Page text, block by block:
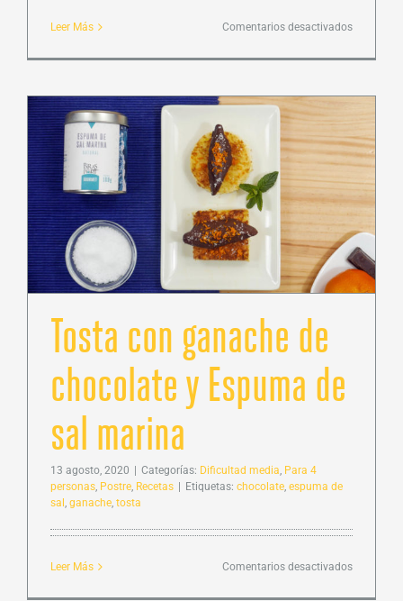
Leer Más Comentarios desactivadosen
de
vinagreta
de
pimentón
con
Escamas
de
Sal
Marina
Tosta con ganache de
chocolate y Espuma de
sal marina
13 agosto, 2020 | Categorías: Dificultad media Para 4
personas Postre Recetas | Etiquetas: chocolate espuma de
sal ganache tosta
Leer Más Comentarios desactivadosen
con